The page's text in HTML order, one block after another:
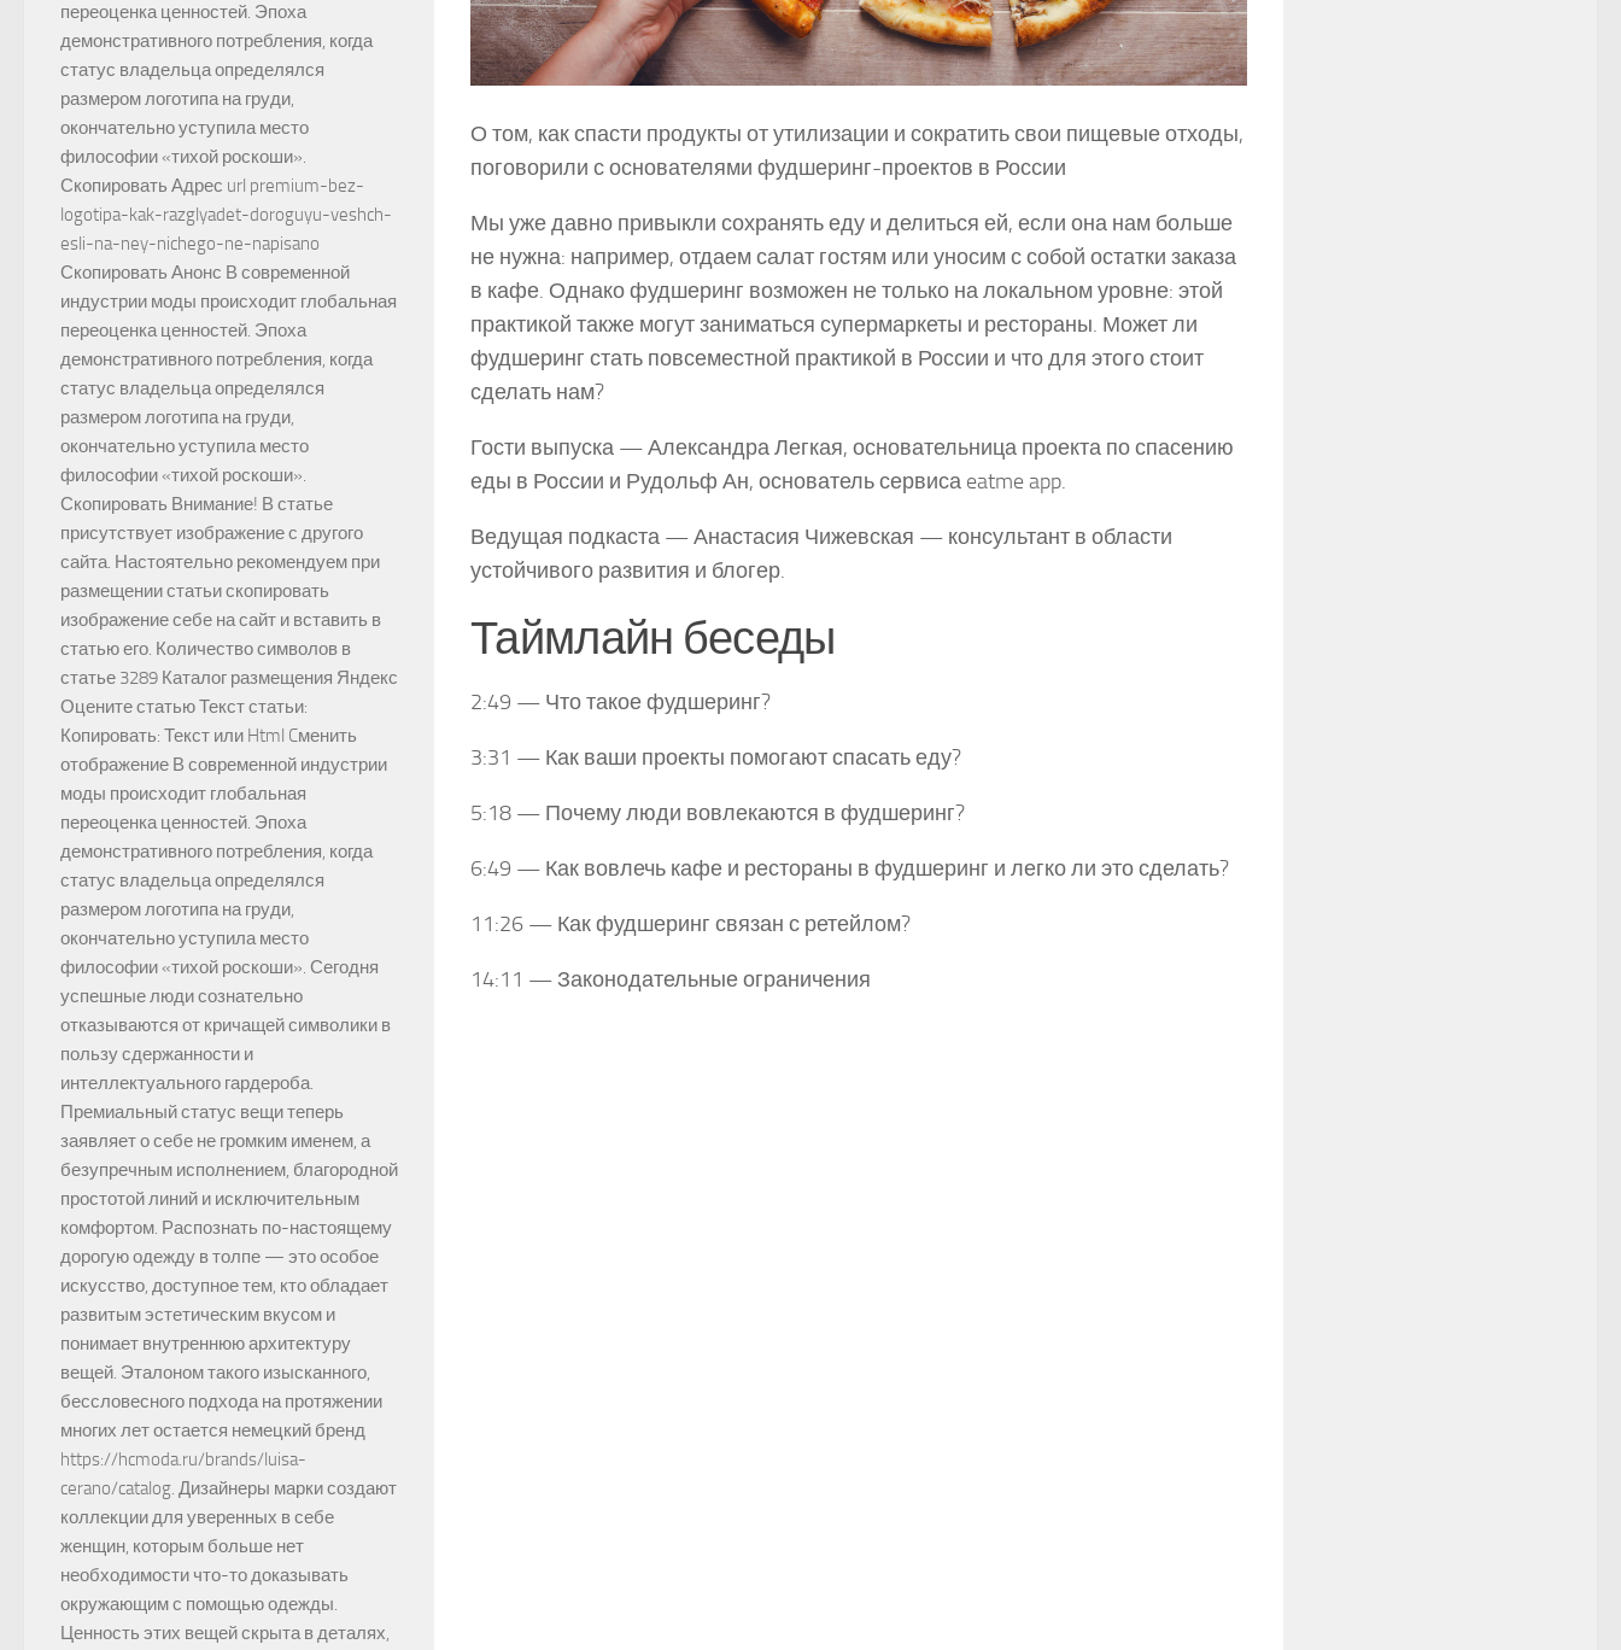
О том, как спасти продукты от утилизации и сократить свои пищевые отходы,
поговорили с основателями фудшеринг-проектов в России
Мы уже давно привыкли сохранять еду и делиться ей, если она нам больше
не нужна: например, отдаем салат гостям или уносим с собой остатки заказа
в кафе. Однако фудшеринг возможен не только на локальном уровне: этой
практикой также могут заниматься супермаркеты и рестораны. Может ли
фудшеринг стать повсеместной практикой в России и что для этого стоит
сделать нам?
Гости выпуска — Александра Легкая, основательница проекта по спасению
еды в России и Рудольф Ан, основатель сервиса eatme app.
Ведущая подкаста — Анастасия Чижевская — консультант в области
устойчивого развития и блогер.
Таймлайн беседы
2:49 — Что такое фудшеринг?
3:31 — Как ваши проекты помогают спасать еду?
5:18 — Почему люди вовлекаются в фудшеринг?
6:49 — Как вовлечь кафе и рестораны в фудшеринг и легко ли это сделать?
11:26 — Как фудшеринг связан с ретейлом?
14:11 — Законодательные ограничения
переоценка ценностей. Эпоха
демонстративного потребления, когда
статус владельца определялся
размером логотипа на груди,
окончательно уступила место
философии «тихой роскоши».
Скопировать Адрес url premium-bez-
logotipa-kak-razglyadet-doroguyu-veshch-
esli-na-ney-nichego-ne-napisano
Скопировать Анонс В современной
индустрии моды происходит глобальная
переоценка ценностей. Эпоха
демонстративного потребления, когда
статус владельца определялся
размером логотипа на груди,
окончательно уступила место
философии «тихой роскоши».
Скопировать Внимание! В статье
присутствует изображение с другого
сайта. Настоятельно рекомендуем при
размещении статьи скопировать
изображение себе на сайт и вставить в
статью его. Количество символов в
статье 3289 Каталог размещения Яндекс
Оцените статью Текст статьи:
Копировать: Текст или Html Cменить
отображение В современной индустрии
моды происходит глобальная
переоценка ценностей. Эпоха
демонстративного потребления, когда
статус владельца определялся
размером логотипа на груди,
окончательно уступила место
философии «тихой роскоши». Сегодня
успешные люди сознательно
отказываются от кричащей символики в
пользу сдержанности и
интеллектуального гардероба.
Премиальный статус вещи теперь
заявляет о себе не громким именем, а
безупречным исполнением, благородной
простотой линий и исключительным
комфортом. Распознать по-настоящему
дорогую одежду в толпе — это особое
искусство, доступное тем, кто обладает
развитым эстетическим вкусом и
понимает внутреннюю архитектуру
вещей. Эталоном такого изысканного,
бессловесного подхода на протяжении
многих лет остается немецкий бренд
https://hcmoda.ru/brands/luisa-
cerano/catalog. Дизайнеры марки создают
коллекции для уверенных в себе
женщин, которым больше нет
необходимости что-то доказывать
окружающим с помощью одежды.
Ценность этих вещей скрыта в деталях,